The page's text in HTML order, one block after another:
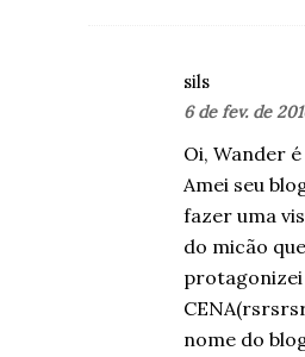
sils
6 de fev. de
Oi, Wander é
Amei seu
fazer uma
do micão
protagonizei
nome do